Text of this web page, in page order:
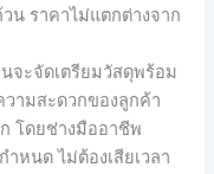
น ราคาไม่แตกต่างจาก
จะจัดเตรียมวัสดุพร้อม
ามสะดวกของลูกค้า
โดยช่างมืออาชีพ
ำหนด ไม่ต้องเสียเวลา